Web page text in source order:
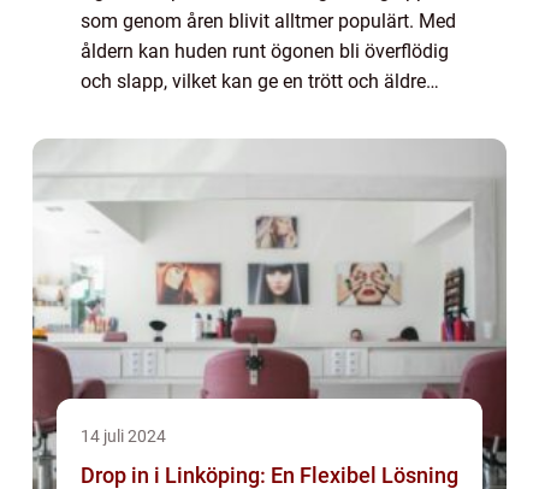
som genom åren blivit alltmer populärt. Med
åldern kan huden runt ögonen bli överflödig
och slapp, vilket kan ge en trött och äldre
14 juli 2024
Drop in i Linköping: En Flexibel Lösning